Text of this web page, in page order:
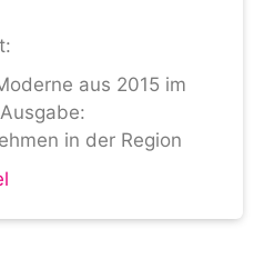
aus 2015 im
in der Region